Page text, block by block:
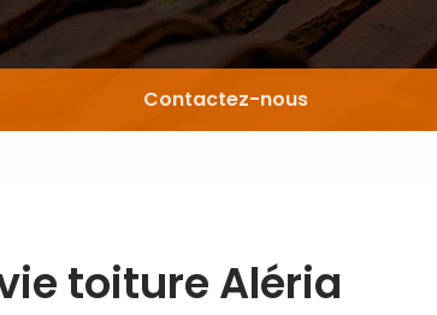
Contactez-nous
toiture Aléria